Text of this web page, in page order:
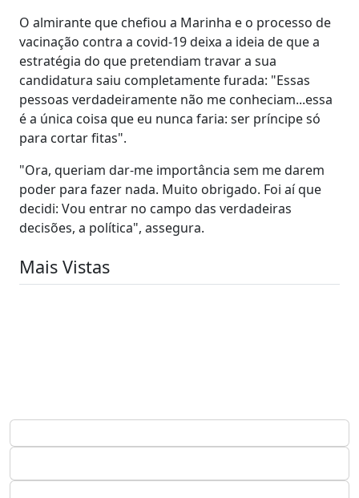
O almirante que chefiou a Marinha e o processo de
vacinação contra a covid-19 deixa a ideia de que a
estratégia do que pretendiam travar a sua
candidatura saiu completamente furada: "Essas
pessoas verdadeiramente não me conheciam...essa
é a única coisa que eu nunca faria: ser príncipe só
para cortar fitas".
"Ora, queriam dar-me importância sem me darem
poder para fazer nada. Muito obrigado. Foi aí que
decidi: Vou entrar no campo das verdadeiras
decisões, a política", assegura.
Mais Vistas